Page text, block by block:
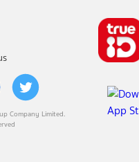
Company Limited.